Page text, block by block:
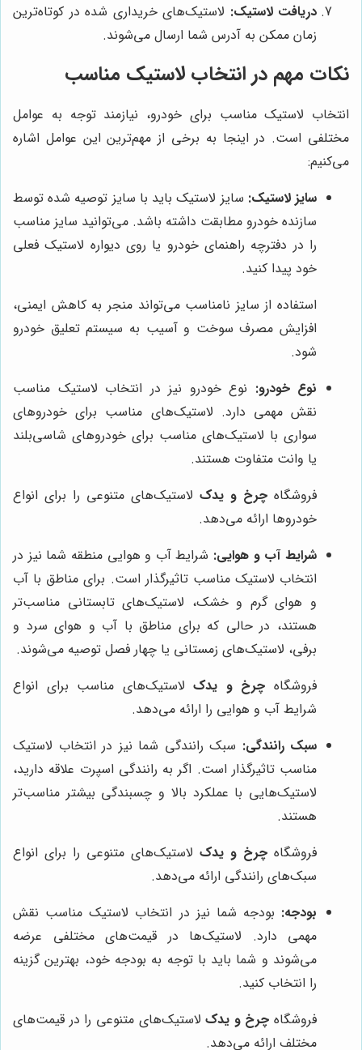
دریافت لاستیک: لاستیک‌های خریداری شده در کوتاه‌ترین
زمان ممکن به آدرس شما ارسال می‌شوند.
نکات مهم در انتخاب لاستیک مناسب
انتخاب لاستیک مناسب برای خودرو، نیازمند توجه به عوامل
مختلفی است. در اینجا به برخی از مهم‌ترین این عوامل اشاره
می‌کنیم:
سایز لاستیک: سایز لاستیک باید با سایز توصیه شده توسط
سازنده خودرو مطابقت داشته باشد. می‌توانید سایز مناسب
را در دفترچه راهنمای خودرو یا روی دیواره لاستیک فعلی
خود پیدا کنید.
استفاده از سایز نامناسب می‌تواند منجر به کاهش ایمنی،
افزایش مصرف سوخت و آسیب به سیستم تعلیق خودرو
شود.
نوع خودرو: نوع خودرو نیز در انتخاب لاستیک مناسب
نقش مهمی دارد. لاستیک‌های مناسب برای خودروهای
سواری با لاستیک‌های مناسب برای خودروهای شاسی‌بلند
یا وانت متفاوت هستند.
فروشگاه چرخ و یدک لاستیک‌های متنوعی را برای انواع
خودروها ارائه می‌دهد.
شرایط آب و هوایی: شرایط آب و هوایی منطقه شما نیز در
انتخاب لاستیک مناسب تاثیرگذار است. برای مناطق با آب
و هوای گرم و خشک، لاستیک‌های تابستانی مناسب‌تر
هستند، در حالی که برای مناطق با آب و هوای سرد و
برفی، لاستیک‌های زمستانی یا چهار فصل توصیه می‌شوند.
فروشگاه چرخ و یدکلاستیک‌های مناسب برای انواع
شرایط آب و هوایی را ارائه می‌دهد.
سبک رانندگی: سبک رانندگی شما نیز در انتخاب لاستیک
مناسب تاثیرگذار است. اگر به رانندگی اسپرت علاقه دارید،
لاستیک‌هایی با عملکرد بالا و چسبندگی بیشتر مناسب‌تر
هستند.
فروشگاه چرخ و یدک لاستیک‌های متنوعی را برای انواع
سبک‌های رانندگی ارائه می‌دهد.
بودجه: بودجه شما نیز در انتخاب لاستیک مناسب نقش
مهمی دارد. لاستیک‌ها در قیمت‌های مختلفی عرضه
می‌شوند و شما باید با توجه به بودجه خود، بهترین گزینه
را انتخاب کنید.
فروشگاه چرخ و یدکلاستیک‌های متنوعی را در قیمت‌های
مختلف ارائه می‌دهد.